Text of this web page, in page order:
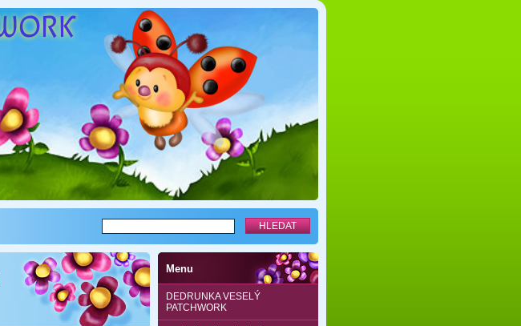
Menu
DEDRUNKA VESELÝ
PATCHWORK